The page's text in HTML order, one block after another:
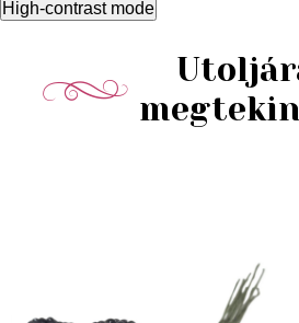
High-contrast mode